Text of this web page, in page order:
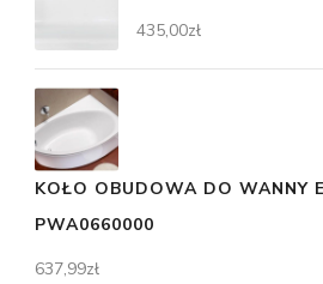
435,00zł
KOŁO OBUDOWA DO WANNY
PWA0660000
637,99zł